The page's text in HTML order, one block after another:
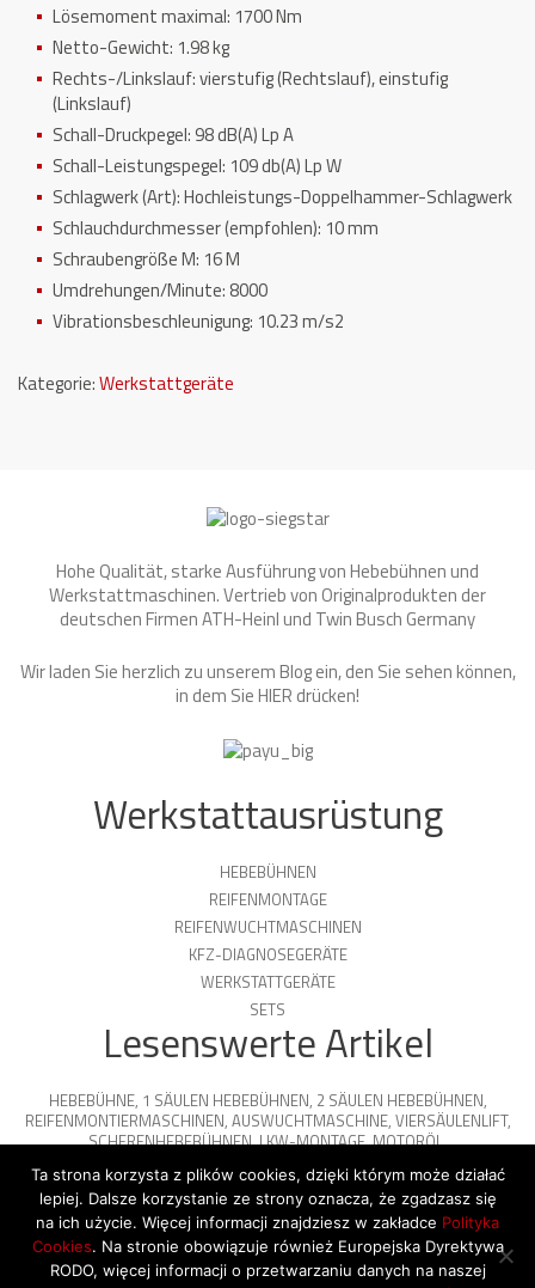
Lösemoment maximal: 1700 Nm
Netto-Gewicht: 1.98 kg
Rechts-/Linkslauf:vierstufig (Rechtslauf), einstufig
(Linkslauf)
Schall-Druckpegel: 98 dB(A) Lp A
Schall-Leistungspegel: 109 db(A) Lp W
Schlagwerk (Art):Hochleistungs-Doppelhammer-Schlagwerk
Schlauchdurchmesser (empfohlen): 10 mm
Schraubengröße M: 16 M
Umdrehungen/Minute: 8000
Vibrationsbeschleunigung: 10.23 m/s2
Kategorie:Werkstattgeräte
Hohe Qualität, starke Ausführung von Hebebühnen und
Werkstattmaschinen. Vertrieb von Originalprodukten der
deutschen Firmen ATH-Heinl und Twin Busch Germany
Wir laden Sie herzlich zu unserem Blog ein, den Sie sehen können,
in dem SieHIER drücken!
Werkstattausrüstung
HEBEBÜHNEN
REIFENMONTAGE
REIFENWUCHTMASCHINEN
KFZ-DIAGNOSEGERÄTE
WERKSTATTGERÄTE
SETS
Lesenswerte Artikel
HEBEBÜHNE, 1 SÄULEN HEBEBÜHNEN, 2 SÄULEN HEBEBÜHNEN,
REIFENMONTIERMASCHINEN, AUSWUCHTMASCHINE, VIERSÄULENLIFT,
SCHERENHEBEBÜHNEN,LKW-MONTAGE,MOTORÖL,
© 2026 Copyright by SiegStar. All rights
Ta strona korzysta z plików cookies, dzięki którym może działać
lepiej. Dalsze korzystanie ze strony oznacza, że zgadzasz się
na ich użycie. Więcej informacji znajdziesz w zakładce Polityka
Cookies. Na stronie obowiązuje również Europejska Dyrektywa
RODO, więcej informacji o przetwarzaniu danych na naszej